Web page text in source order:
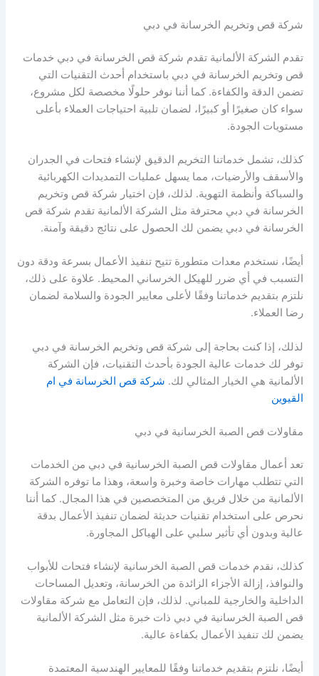
شركة قص وتخريم الخرسانة في دبي
تقدم الشركة الألمانية تقدم شركة قص الخرسانة في دبي خدمات
قص وتخريم الخرسانة في دبي باستخدام أحدث التقنيات التي
تضمن الدقة والكفاءة. كما أننا نوفر حلولًا مخصصة لكل مشروع،
سواء كان صغيرًا أو كبيرًا، لضمان تلبية احتياجات العملاء بأعلى
مستويات الجودة.
كذلك، تشمل خدماتنا التخريم الدقيق لإنشاء فتحات في الجدران
والأسقف والأرضيات، مما يسهل عمليات التمديدات الكهربائية
والسباكة وأنظمة التهوية. لذلك، فإن اختيار شركة قص وتخريم
الخرسانة في دبي محترفة مثل الشركة الألمانية تقدم شركة قص
الخرسانة في دبي يضمن لك الحصول على نتائج دقيقة وآمنة.
أيضًا، نستخدم معدات متطورة تتيح تنفيذ الأعمال بسرعة ودقة دون
التسبب في أي ضرر للهيكل الخرساني المحيط. علاوة على ذلك،
نلتزم بتقديم خدماتنا وفقًا لأعلى معايير الجودة والسلامة لضمان
رضا العملاء.
لذلك، إذا كنت بحاجة إلى شركة قص وتخريم الخرسانة في دبي
توفر لك خدمات عالية الجودة بأحدث التقنيات، فإن الشركة
الألمانية هي الخيار المثالي لك. شركة قص الخرسانة في ام
القيوين
مقاولات قص الصبة الخرسانية في دبي
تعد أعمال مقاولات قص الصبة الخرسانية في دبي من الخدمات
التي تتطلب مهارات خاصة وخبرة واسعة، وهذا ما توفره الشركة
الألمانية من خلال فريق من المتخصصين في هذا المجال. كما أننا
نحرص على استخدام تقنيات حديثة لضمان تنفيذ الأعمال بدقة
عالية وبدون أي تأثير سلبي على الهياكل المجاورة.
كذلك، نقدم خدمات قص الصبة الخرسانية لإنشاء فتحات للأبواب
والنوافذ، إزالة الأجزاء الزائدة من الخرسانة، وتعديل المساحات
الداخلية والخارجية للمباني. لذلك، فإن التعامل مع شركة مقاولات
قص الصبة الخرسانية في دبي ذات خبرة مثل الشركة الألمانية
يضمن لك تنفيذ الأعمال بكفاءة عالية.
أيضًا، نلتزم بتقديم خدماتنا وفقًا للمعايير الهندسية المعتمدة